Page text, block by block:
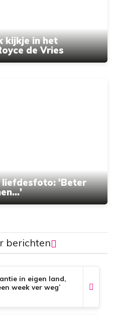
kijkje in het
de Vries
liefdesfoto: 'Beter
berichten
in eigen land,
week ver weg’